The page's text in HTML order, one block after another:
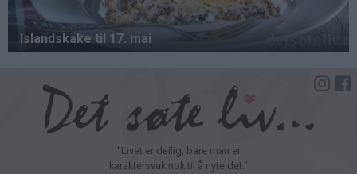
"Livet er deilig, bare man er
karaktersvak nok til å nyte det."